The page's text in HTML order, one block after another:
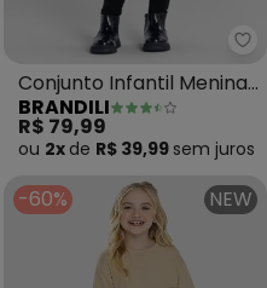
- Conjunto com
Conjunto Infantil Menina
Florido (Azul)
BRANDILI
R$ 79,99
ou 2x de R$ 39,99 sem juros
-60% NEW